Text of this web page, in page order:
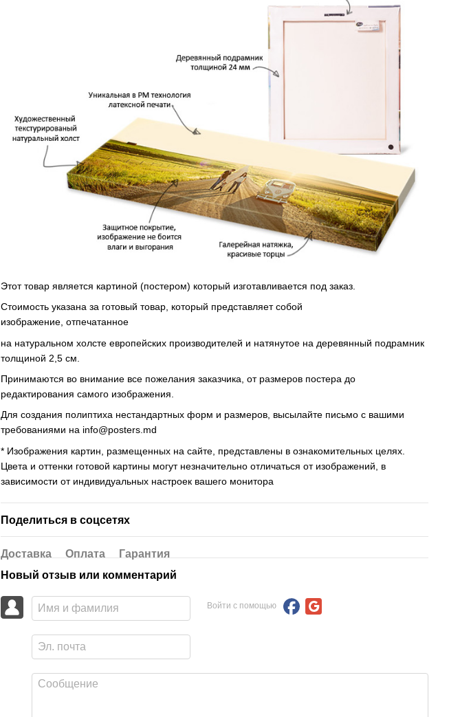
Этот товар является картиной (постером) который изготавливается под заказ.
Стоимость указана за готовый товар, который представляет собой
изображение, отпечатанное
на натуральном холсте европейских производителей и натянутое на деревянный подрамник
толщиной 2,5 см.
Принимаются во внимание все пожелания заказчика, от размеров постера до
редактирования самого изображения.
Для создания полиптиха нестандартных форм и размеров, высылайте письмо c вашими
требованиями на info@posters.md
* Изображения картин, размещенных на сайте, представлены в ознакомительных целях.
Цвета и оттенки готовой картины могут незначительно отличаться от изображений, в
зависимости от индивидуальных настроек вашего монитора
Поделиться в соцсетях
Доставка Оплата
Гарантия
Новый отзыв или комментарий
Войти с помощью